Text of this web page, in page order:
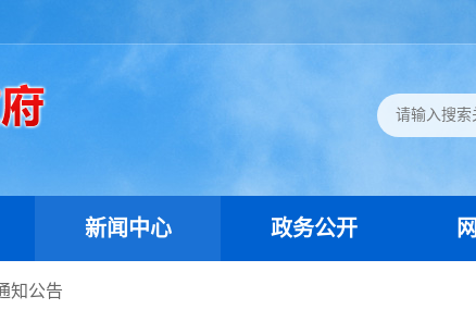
新闻中心 政务公开
知公告